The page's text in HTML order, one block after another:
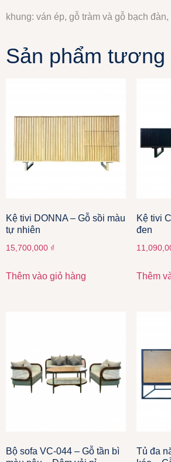
khung: ván ép, gỗ tràm và gỗ bạch
Sản phẩm tương
Kệ tivi DONNA – Gỗ sồi màu
tự nhiên
15,700,000 ₫
Thêm vào giỏ hàng
Kệ tivi
đen
Thêm
Bộ sofa VC-044 – Gỗ tần bì
Tủ đa